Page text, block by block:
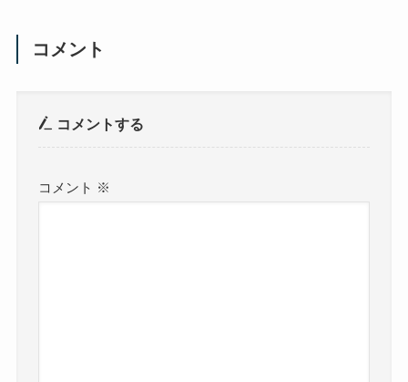
コメント
コメントする
コメント ※